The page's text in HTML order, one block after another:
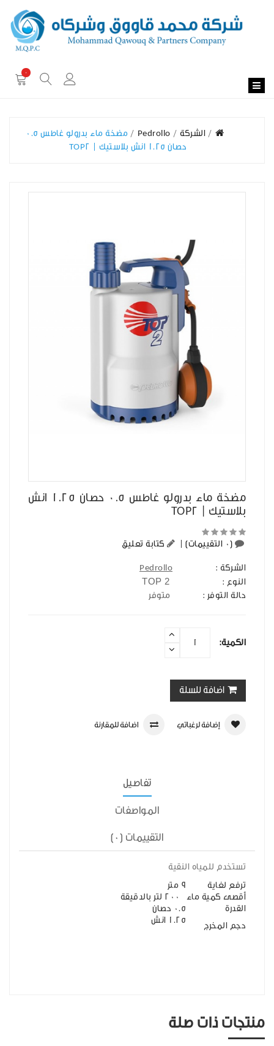
0
الشركة Pedrollo
مضخة ماء بدرولو غاطس 0.5
حصان 1.25 انش بلاستيك | TOP2
مضخة ماء بدرولو غاطس 0.5 حصان 1.25 انش
بلاستيك | TOP2
(0 التقييمات) كتابة تعليق
الشركة :
Pedrollo
النوع :
حالة التوفر : متوفر
الكمية:
اضافة للسلة
إضافة لرغباتي اضافة للمقارنة
تفاصيل
المواصفات
التقييمات (0)
تستخدم للمياه النقية
ترفع لغاية
9 متر
أقصى كمية ماء
القدرة
0.5 حصان
حجم المخرج
1.25 انش
منتجات ذات صلة